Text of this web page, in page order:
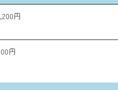
円
円